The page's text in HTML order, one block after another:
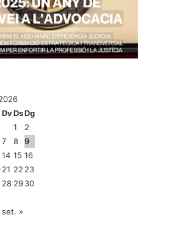
DvDsDg
1
2
7 8
9
14 15 16
21 22 23
28 2930
set. »